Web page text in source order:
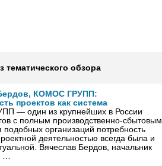
тематического обзора
КОМОС ГРУПП:
проектов как система
— один из крупнейших в России
с полным производственно‑сбытовым
подобных организаций потребность
деятельностью всегда была и
Вячеслав Бердов, начальник
…